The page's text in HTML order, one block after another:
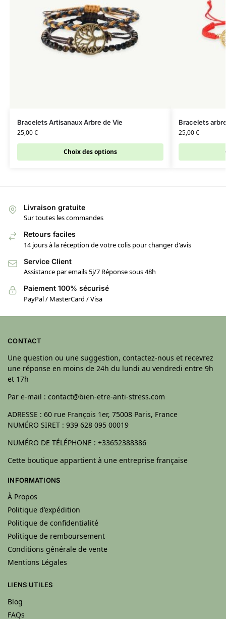
Bracelets Artisanaux Arbre de Vie
25,00€
Choix des options
Bracelets
25,00€
Livraison gratuite
Sur toutes les commandes
Retours faciles
14 jours à la réception de votre colis pour changer d'avis
Service Client
Assistance par emails 5j/7 Réponse sous 48h
Paiement 100% sécurisé
PayPal / MasterCard / Visa
CONTACT
Une question ou une suggestion, contactez-nous et recevrez
une réponse en moins de 24h du lundi au vendredi entre 9h
et 17h
Par e-mail : contact@bien-etre-anti-stress.com
ADRESSE : 60 rue François 1er, 75008 Paris, France
NUMÉRO SIRET : 939 628 095 00019
NUMÉRO DE TÉLÉPHONE : +33652388386
Cette boutique appartient à une entreprise française
INFORMATIONS
À Propos
Politique d’expédition
Politique de confidentialité
Politique de remboursement
Conditions générale de vente
Mentions Légales
LIENS UTILES
Blog
FAQs